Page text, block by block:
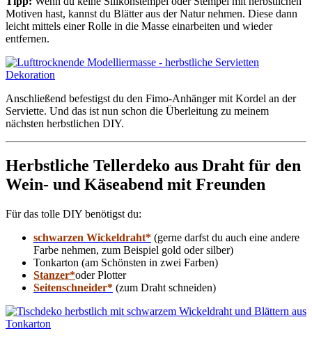
Motiven hast, kannst du Blätter aus der Natur nehmen. Diese dann
leicht mittels einer Rolle in die Masse einarbeiten und wieder
entfernen.
Anschließend befestigst du den Fimo-Anhänger mit Kordel an der
Serviette. Und das ist nun schon die Überleitung zu meinem
nächsten herbstlichen DIY.
Herbstliche Tellerdeko aus Draht für den
Wein- und Käseabend mit Freunden
Für das tolle DIY benötigst du:
schwarzen Wickeldraht* (gerne darfst du auch eine andere
Farbe nehmen, zum Beispiel gold oder silber)
Tonkarton (am Schönsten in zwei Farben)
Stanzer*oder Plotter
Seitenschneider* (zum Draht schneiden)